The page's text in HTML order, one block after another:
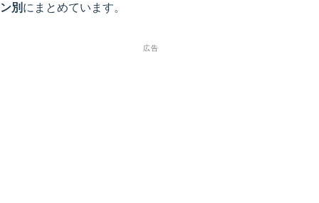
ン別 にまとめています。
広告